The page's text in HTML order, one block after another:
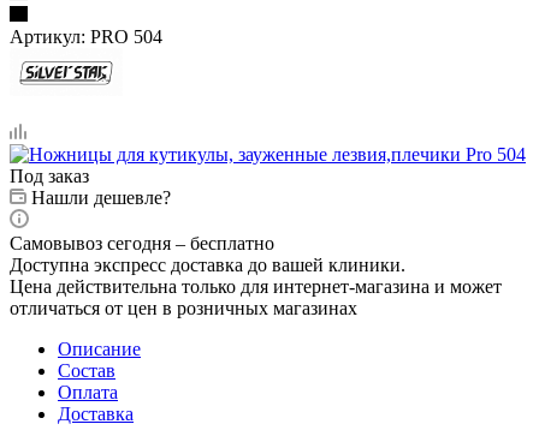
Артикул: PRO 504
Под заказ
Нашли дешевле?
Самовывоз сегодня – бесплатно
Доступна экспресс доставка до вашей клиники.
Цена действительна только для интернет-магазина и может
отличаться от цен в розничных магазинах
Описание
Состав
Оплата
Доставка